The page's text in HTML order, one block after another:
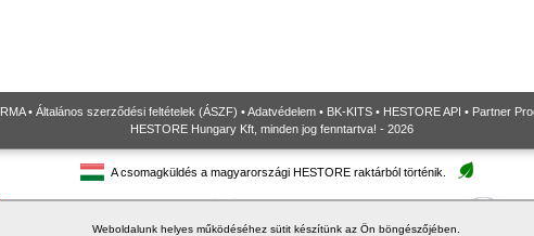
RMA• Általános szerződési feltételek (ÁSZF) •Adatvédelem • BK-KITS • HESTORE API • Partner
HESTORE Hungary Kft, minden jog fenntartva! - 2026
Weboldalunk helyes működéséhez sütit készítünk az Ön böngészőjében.
A csomagküldés a magyarországi HESTORE raktárból történik.